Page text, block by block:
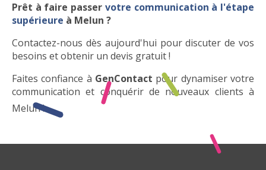
Prêt à faire passer votre communication à l'étape
supérieure à Melun ?
Contactez-nous dès aujourd'hui pour discuter de vos
besoins et obtenir un devis gratuit !
Faites confiance à GenContact pour dynamiser votre
communication et conquérir de nouveaux clients à
Melun !